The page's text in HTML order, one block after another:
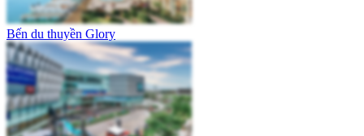
Bến du thuyền Glory